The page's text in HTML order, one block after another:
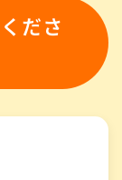
ださ